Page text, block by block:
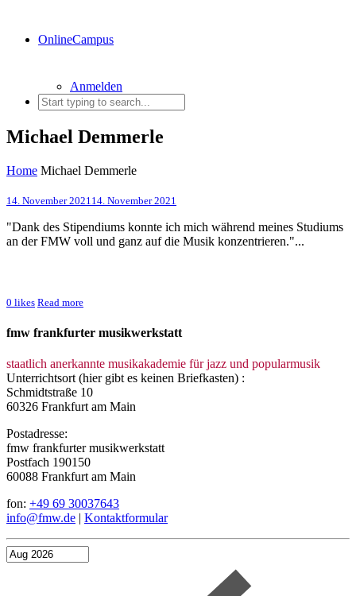
OnlineCampus
Anmelden
Michael Demmerle
Home Michael Demmerle
14. November 2021 14. November 2021
"Dank des Stipendiums konnte ich mich während meines Studiums
an der FMW voll und ganz auf die Musik konzentrieren."...
0 likes Read more
fmw frankfurter musikwerkstatt
staatlich anerkannte musikakademie für jazz und popularmusik
Unterrichtsort (hier gibt es keinen Briefkasten) :
Schmidtstraße 10
60326 Frankfurt am Main
Postadresse:
fmw frankfurter musikwerkstatt
Postfach 190150
60088 Frankfurt am Main
fon: +49 69 30037643
info@fmw.de | Kontaktformular